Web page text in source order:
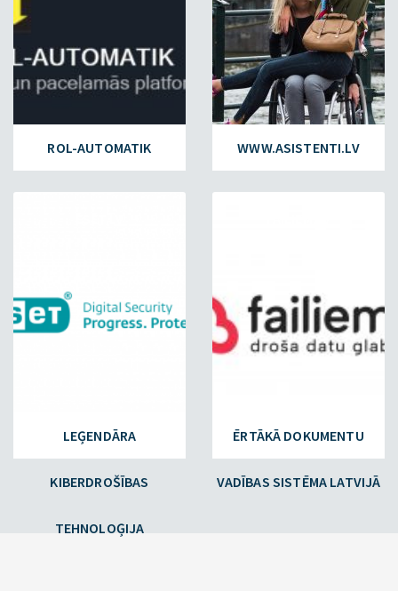
ROL-AUTOMATIK WWW.ASISTENTI.LV
LEĢENDĀRA
KIBERDROŠĪBAS
TEHNOLOĢIJA
ĒRTĀKĀ DOKUMENTU
VADĪBAS SISTĒMA LATVIJĀ